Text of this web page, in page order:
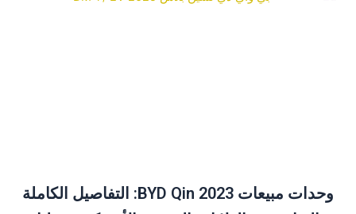
وحدات مبيعات BYD Qin 2023: التفاصيل الكاملة